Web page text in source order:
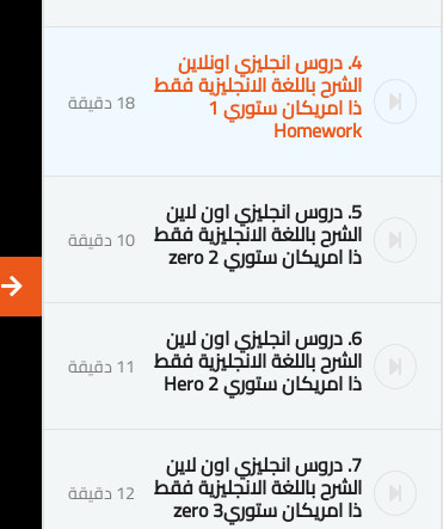
4. دروس انجليزي اونلاين
الشرح باللغة الانجليزية فقط
ذا امريكان ستوري 1
Homework
18 دقيقة
5. دروس انجليزي اون لاين
الشرح باللغة الانجليزية فقط
ذا امريكان ستوري 2 zero 10 دقيقة
6. دروس انجليزي اون لاين
الشرح باللغة الانجليزية فقط
ذا امريكان ستوري 2 Hero 11 دقيقة
7. دروس انجليزي اون لاين
الشرح باللغة الانجليزية فقط
ذا امريكان ستوري3 zero 12 دقيقة